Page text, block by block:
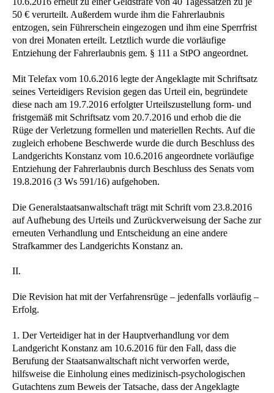
50 € verurteilt. Außerdem wurde ihm die Fahrerlaubnis
entzogen, sein Führerschein eingezogen und ihm eine Sperrfrist
von drei Monaten erteilt. Letztlich wurde die vorläufige
Entziehung der Fahrerlaubnis gem. § 111 a StPO angeordnet.
Mit Telefax vom 10.6.2016 legte der Angeklagte mit Schriftsatz
seines Verteidigers Revision gegen das Urteil ein, begründete
diese nach am 19.7.2016 erfolgter Urteilszustellung form- und
fristgemäß mit Schriftsatz vom 20.7.2016 und erhob die die
Rüge der Verletzung formellen und materiellen Rechts. Auf die
zugleich erhobene Beschwerde wurde die durch Beschluss des
Landgerichts Konstanz vom 10.6.2016 angeordnete vorläufige
Entziehung der Fahrerlaubnis durch Beschluss des Senats vom
19.8.2016 (3 Ws 591/16) aufgehoben.
Die Generalstaatsanwaltschaft trägt mit Schrift vom 23.8.2016
auf Aufhebung des Urteils und Zurückverweisung der Sache zur
erneuten Verhandlung und Entscheidung an eine andere
Strafkammer des Landgerichts Konstanz an.
II.
Die Revision hat mit der Verfahrensrüge – jedenfalls vorläufig –
Erfolg.
1. Der Verteidiger hat in der Hauptverhandlung vor dem
Landgericht Konstanz am 10.6.2016 für den Fall, dass die
Berufung der Staatsanwaltschaft nicht verworfen werde,
hilfsweise die Einholung eines medizinisch-psychologischen
Gutachtens zum Beweis der Tatsache, dass der Angeklagte